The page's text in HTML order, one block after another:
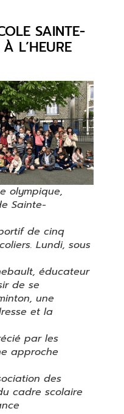
SAINTE-
L’HEURE
olympique,
Sainte-
de cinq
Lundi, sous
éducateur
de se
une
et la
par les
approche
des
cadre scolaire